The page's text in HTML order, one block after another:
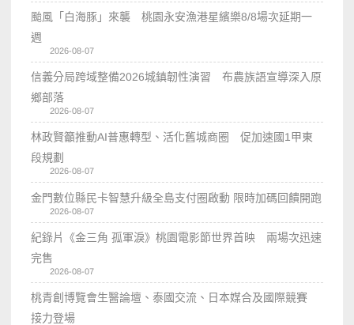
颱風「白海豚」來襲 桃園永安漁港星繽樂8/8場次延期一
週
2026-08-07
信義分局跨域整備2026城鎮韌性演習 布農族語宣導深入原
鄉部落
2026-08-07
林政賢籲推動AI普惠轉型、活化舊城商圈 促加速國1甲東
段規劃
2026-08-07
金門數位縣民卡智慧升級全島支付圈啟動 限時加碼回饋開跑
2026-08-07
紀錄片《金三角 孤軍淚》桃園電影節世界首映 兩場次迅速
完售
2026-08-07
桃青創博覽會生醫論壇、泰國交流、日本媒合及國際競賽
接力登場